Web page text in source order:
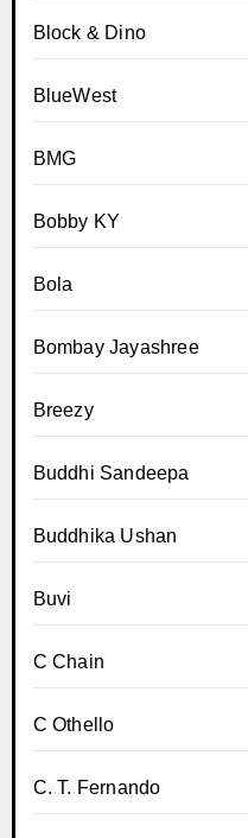
Block & Dino
BlueWest
BMG
Bobby KY
Bola
Bombay Jayashree
Breezy
Buddhi Sandeepa
Buddhika Ushan
Buvi
C Chain
C Othello
C. T. Fernando